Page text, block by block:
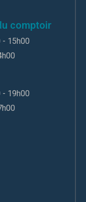
comptoir
- 15h00
- 19h00